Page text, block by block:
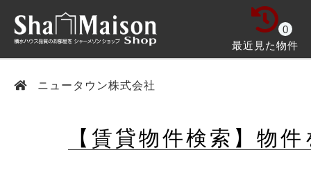
最近見た物件
0
ニュータウン株式会社
【賃貸物件検索】物